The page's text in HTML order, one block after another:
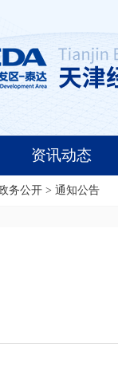
资讯动态
务公开 > 通知公告